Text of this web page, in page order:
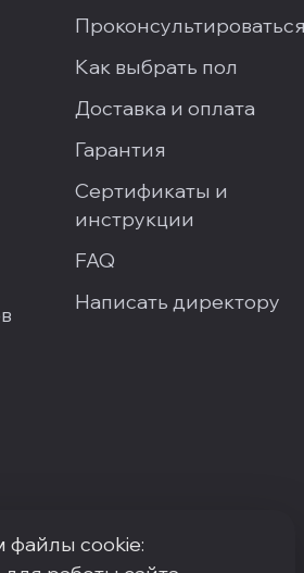
Как выбрать пол
Доставка и оплата
Гарантия
Сертификаты и
инструкции
FAQ
Написать директору
файлы cookie: